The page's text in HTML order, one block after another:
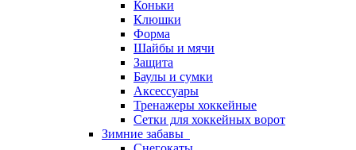
Коньки
Клюшки
Форма
Шайбы и мячи
Защита
Баулы и сумки
Аксессуары
Тренажеры хоккейные
Сетки для хоккейных ворот
Зимние забавы